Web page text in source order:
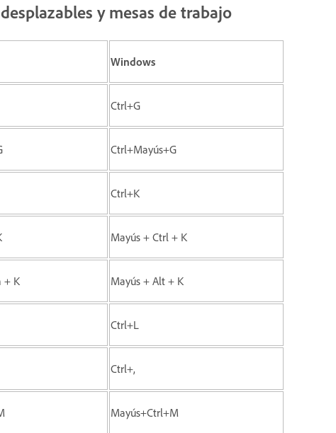
y mesas de trabajo
Windows
Ctrl+G
Ctrl+Mayús+G
Ctrl+K
Mayús + Ctrl + K
+ K Mayús + Alt + K
Ctrl+L
Ctrl+,
Mayús+Ctrl+M